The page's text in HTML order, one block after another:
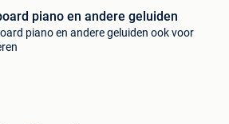
piano en andere geluiden
piano en andere geluiden ook voor